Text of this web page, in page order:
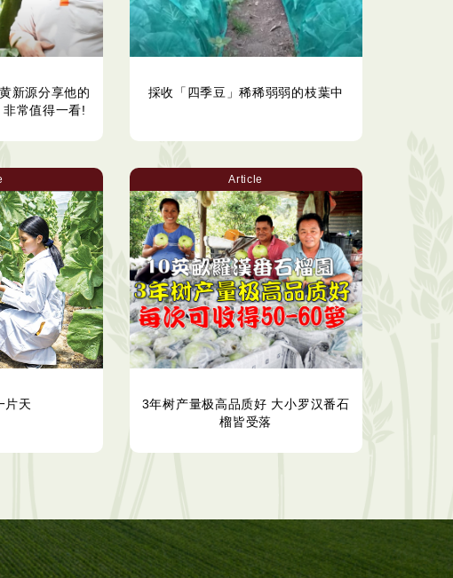
新源分享他的
常值得一看!
採收「四季豆」稀稀弱弱的枝葉中
片天
Article
3年树产量极高品质好 大小罗汉番石
榴皆受落